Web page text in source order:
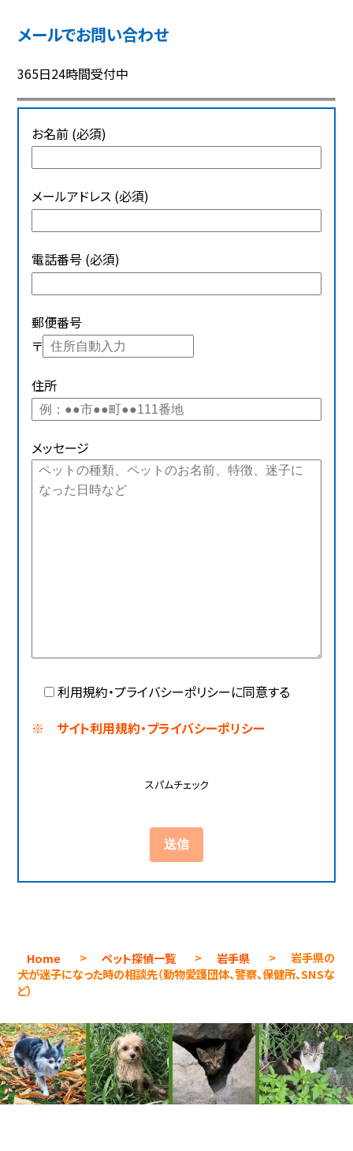
メールでお問い合わせ
365日24時間受付中
お名前 (必須)
メールアドレス (必須)
電話番号 (必須)
郵便番号
〒
住所
メッセージ
利用規約・プライバシーポリシーに同意する
※ サイト利用規約・プライバシーポリシー
スパムチェック
Home > ペット探偵一覧 > 岩手県 >
岩手県の
犬が迷子になった時の相談先（動物愛護団体、警察、保健所、SNSな
ど）